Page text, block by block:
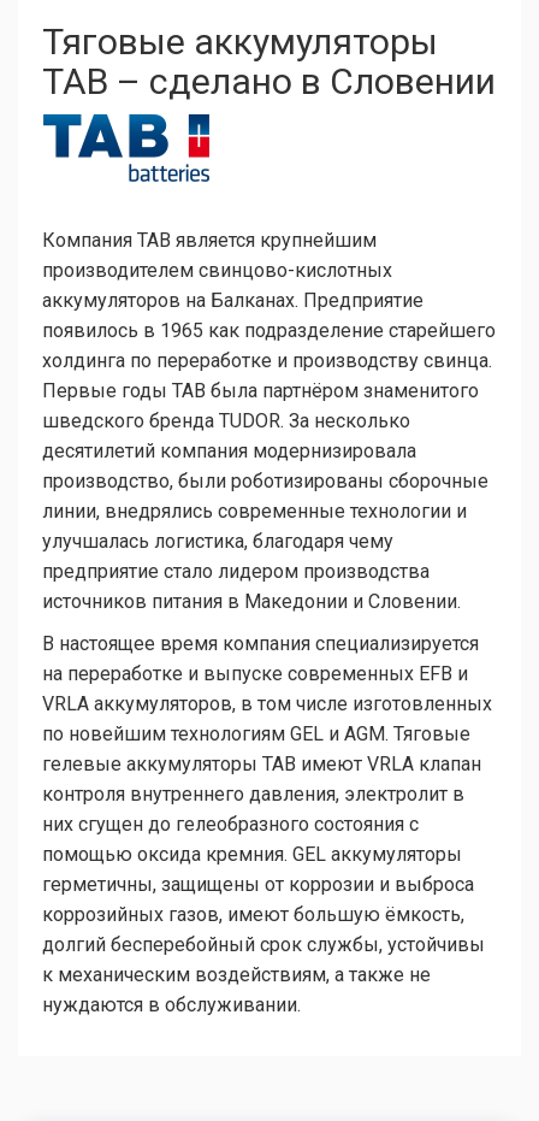
Тяговые аккумуляторы
TAB – сделано в Словении
Компания TAB является крупнейшим
производителем свинцово-кислотных
аккумуляторов на Балканах. Предприятие
появилось в 1965 как подразделение старейшего
холдинга по переработке и производству свинца.
Первые годы TAB была партнёром знаменитого
шведского бренда TUDOR. За несколько
десятилетий компания модернизировала
производство, были роботизированы сборочные
линии, внедрялись современные технологии и
улучшалась логистика, благодаря чему
предприятие стало лидером производства
источников питания в Македонии и Словении.
В настоящее время компания специализируется
на переработке и выпуске современных EFB и
VRLA аккумуляторов, в том числе изготовленных
по новейшим технологиям GEL и AGM. Тяговые
гелевые аккумуляторы TAB имеют VRLA клапан
контроля внутреннего давления, электролит в
них сгущен до гелеобразного состояния с
помощью оксида кремния. GEL аккумуляторы
герметичны, защищены от коррозии и выброса
коррозийных газов, имеют большую ёмкость,
долгий бесперебойный срок службы, устойчивы
к механическим воздействиям, а также не
нуждаются в обслуживании.